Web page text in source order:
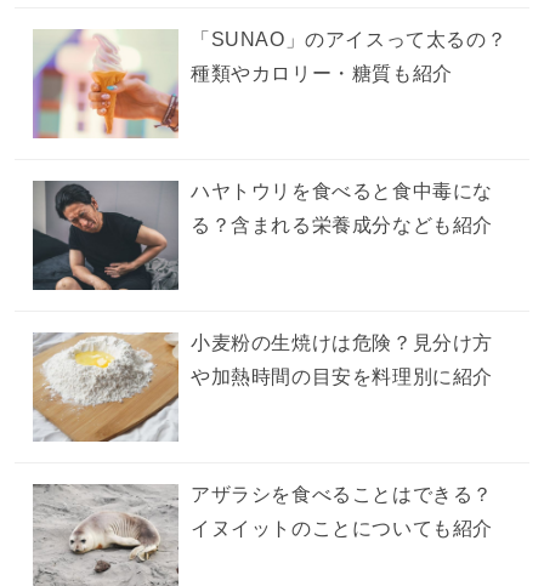
「SUNAO」のアイスって太るの？
種類やカロリー・糖質も紹介
ハヤトウリを食べると食中毒にな
る？含まれる栄養成分なども紹介
小麦粉の生焼けは危険？見分け方
や加熱時間の目安を料理別に紹介
アザラシを食べることはできる？
イヌイットのことについても紹介